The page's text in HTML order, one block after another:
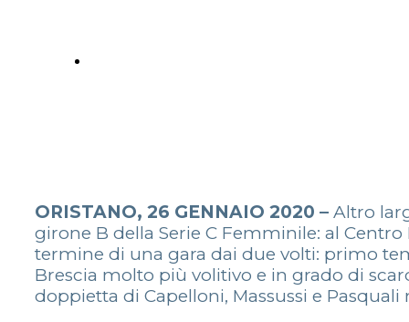
ORISTANO, 26 GENNAIO 2020 – Altro
girone B della Serie C Femminile: al
termine di una gara dai due volti: primo
Brescia molto più volitivo e in grado di
doppietta di Capelloni, Massussi e Pasquali